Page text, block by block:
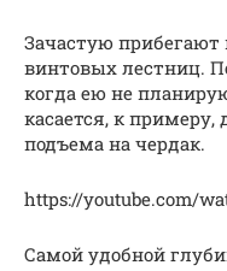
Зачастую
винтовых лестниц.
когда ею не
касается, к
подъема на чердак.
https://youtube.com/
Самой удобной